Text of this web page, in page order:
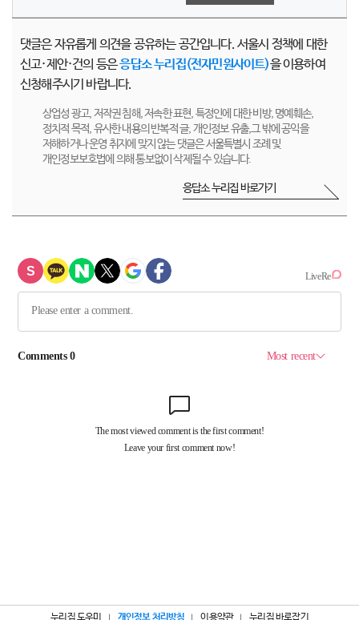
댓글은 자유롭게 의견을 공유하는 공간입니다. 서울시 정책에 대한
신고·제안·건의 등은응답소 누리집(전자민원사이트)을 이용하여
신청해주시기 바랍니다.
상업성 광고, 저작권 침해, 저속한 표현, 특정인에 대한 비방, 명예훼손,
정치적 목적, 유사한 내용의 반복적 글, 개인정보 유출,그 밖에 공익을
저해하거나 운영 취지에 맞지 않는 댓글은 서울특별시 조례 및
개인정보보호법에 의해 통보없이 삭제될 수 있습니다.
응답소 누리집 바로가기
누리집 도우미 개인정보 처리방침 이용약관 누리집 바로잡기